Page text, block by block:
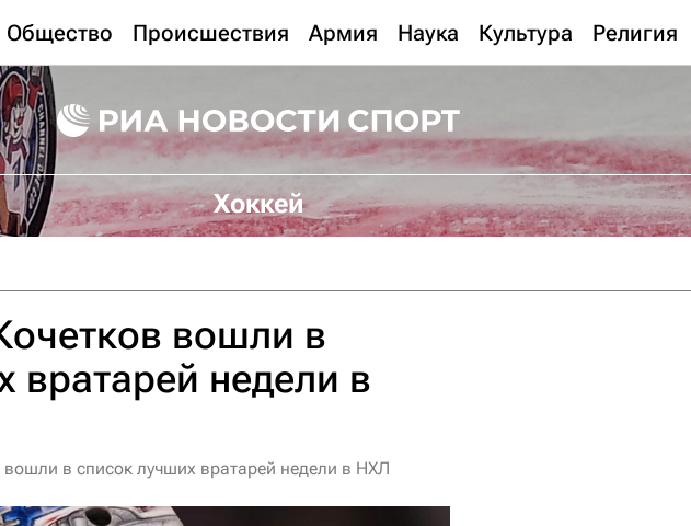
Общество Происшествия Армия Наука Культура Религия
Хоккей
вошли в
вратарей недели в
в список лучших вратарей недели в НХЛ